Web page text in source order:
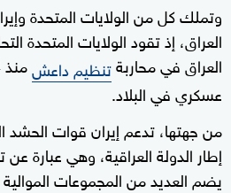
وتملك كل من الولايات المتحدة
العراق، إذ تقود الولايات المتحدة
العراق في محاربةتنظيم داعش
عسكري في البلاد.
من جهتها، تدعم إيران قوات
إطار الدولة العراقية، وهي عبارة
يضم العديد من المجموعات